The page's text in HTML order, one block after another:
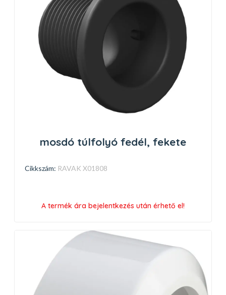
mosdó túlfolyó fedél, fekete
Cikkszám: RAVAK X01808
A termék ára bejelentkezés után érhető el!